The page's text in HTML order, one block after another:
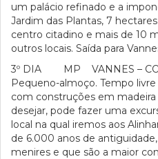
um palácio refinado e a
Jardim das Plantas, 7
centro citadino e mais de 10
outros locais. Saída para
3º DIA MP VANNES –
Pequeno-almoço. Tempo
com construções em madeira
desejar, pode fazer uma
local na qual iremos aos
de 6.000 anos de
menires e que são a maior